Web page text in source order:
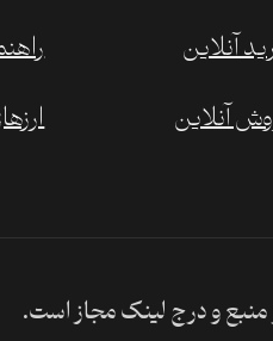
آنلاین
آنلاین
منبع و درج لینک مجاز است.